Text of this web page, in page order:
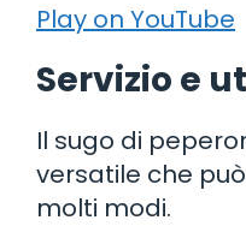
Play on YouTube
Servizio e
Il sugo di
versatile che
molti modi.